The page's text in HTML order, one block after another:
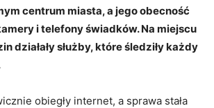
centrum miasta, a jego obecność
i telefony świadków. Na miejscu
działały służby, które śledziły każdy
obiegły internet, a sprawa stała